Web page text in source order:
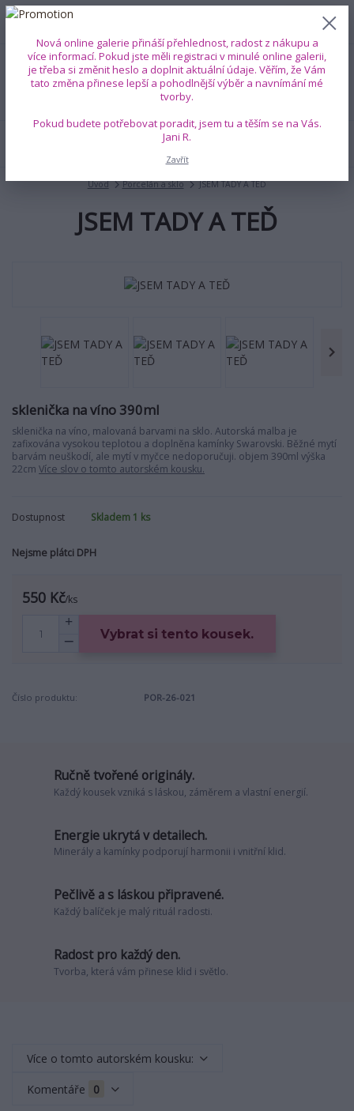
Menu
+420 739 353 708 0 ks
0 Kč
Úvod Porcelán a sklo JSEM TADY A TEĎ
JSEM TADY A TEĎ
sklenička na víno 390ml
sklenička na víno, malovaná barvami na sklo. Autorská malba je
zafixována vysokou teplotou a doplněna kamínky Swarovski. Běžné mytí
barvám neuškodí, ale mytí v myčce nedoporučuji. objem 390ml výška
22cm Více slov o tomto autorském kousku.
Dostupnost Skladem 1 ks
Nejsme plátci DPH
550 Kč/ks
Vybrat si tento kousek.
Číslo produktu: POR-26-021
Ručně tvořené originály.
Každý kousek vzniká s láskou, záměrem a vlastní energií.
Energie ukrytá v detailech.
Minerály a kamínky podporují harmonii i vnitřní klid.
Pečlivě a s láskou připravené.
Každý balíček je malý rituál radosti.
Radost pro každý den.
Tvorba, která vám přinese klid i světlo.
Více o tomto autorském kousku:
Komentáře 0
Nová online galerie přináší přehlednost, radost z nákupu a
více informací. Pokud jste měli registraci v minulé online galerii,
je třeba si změnit heslo a doplnit aktuální údaje. Věřím, že Vám
tato změna přinese lepší a pohodlnější výběr a navnímání mé
tvorby.
Pokud budete potřebovat poradit, jsem tu a těším se na Vás.
Jani R.
Zavřít